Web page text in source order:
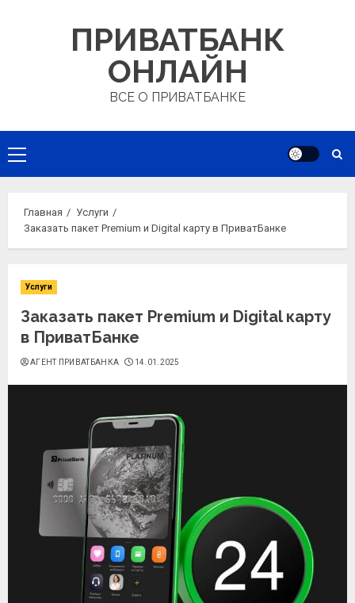
содержимомуПРИВАТБАНК
ОНЛАЙН
ВСЕ О ПРИВАТБАНКЕ
Основное
меню
Главная
Услуги
Заказать пакет Premium и Digital карту в ПриватБанке
Услуги
Заказать пакет Premium и Digital карту
в ПриватБанке
АГЕНТ ПРИВАТБАНКА 14.01.2025